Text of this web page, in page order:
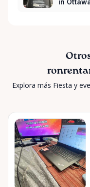
in
Explora más Fiesta y